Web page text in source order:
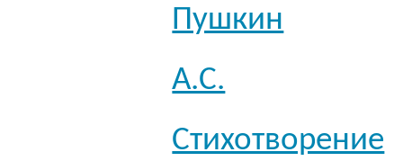
Пушкин
А.С.
Стихотворение